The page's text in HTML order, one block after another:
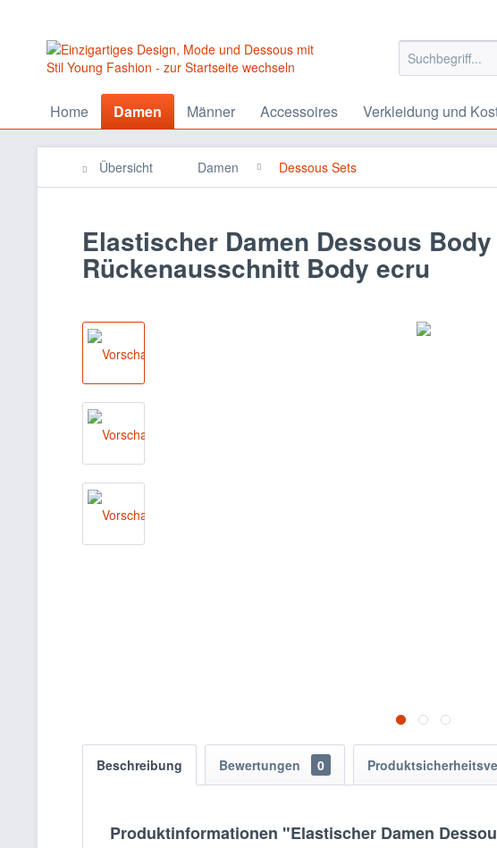
Home Damen Männer Accessoires Verkleidung und
Übersicht Damen Dessous Sets
Elastischer Damen Dessous
Rückenausschnitt Body ecru
Beschreibung Bewertungen 0
Produktinformationen "Elastischer Damen